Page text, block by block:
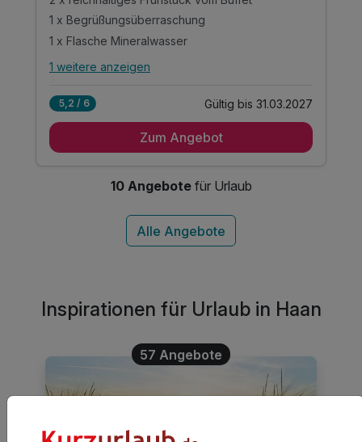
1 x Begrüßungsüberraschung
1 x Flasche Mineralwasser
Alle Inklusivleistungen
2 x reichhaltiges Frühstück vom Buffet
1 x Flasche Mineralwasser
1 weitere anzeigen
5,2 / 6 Gültig bis 31.03.2027
Zum Angebot
10 Angebotefür Urlaub
Inspirationen für Urlaub in Haan
57 Angebote